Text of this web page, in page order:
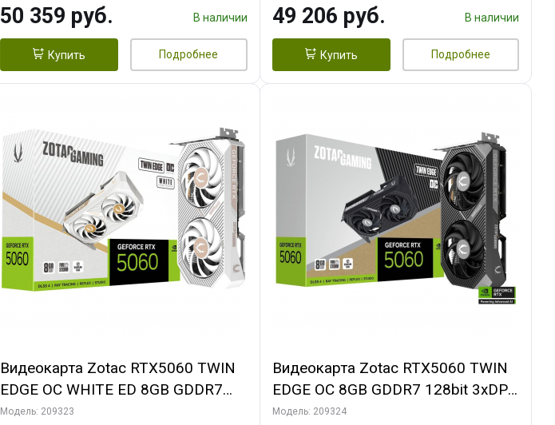
50 359 руб. В наличии
Купить Подробнее
49 206 руб. В наличии
Купить Подробнее
Видеокарта Zotac RTX5060 TWIN
EDGE OC WHITE ED 8GB GDDR7
128bit 3xDP HDMI 2FAN MEDIUM
Модель: 209323
Видеокарта Zotac RTX5060 TWIN
EDGE OC 8GB GDDR7 128bit 3xDP
HDMI 2FAN MEDIUM PACK
Модель: 209324